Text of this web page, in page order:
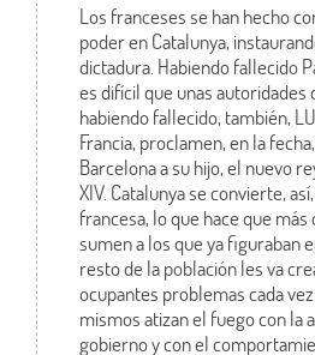
Los franceses se han hecho
poder en Catalunya,
dictadura. Habiendo fallecido
es difícil que unas autoridades
habiendo fallecido, también,
Francia, proclamen, en la
Barcelona a su hijo, el nuevo
XIV. Catalunya se convierte,
francesa, lo que hace que más
sumen a los que ya figuraban
resto de la población les va
ocupantes problemas cada
mismos atizan el fuego con la
gobierno y con el